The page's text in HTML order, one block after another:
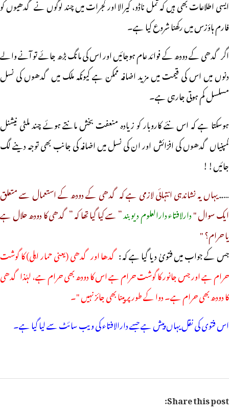
ایسی اطلاعات بھی ہیں کہ تمل ناڈو، کیرالا اور گجرات میں چند لوگوں نے گدھیوں کو
فارم ہاؤزس میں رکھنا شروع کیا ہے۔
اگر گدھی کے دودھ کے فوائد عام ہوجائیں اور اس کی مانگ بڑھ جائے تو آنے والے
دنوں میں اس کی قیمت میں مزید اضافہ ممکن ہے کیونکہ ملک میں گدھوں کی نسل
مسلسل کم ہوتی جارہی ہے۔
ہوسکتا ہے کہ اس نئے کاروبار کو زیادہ منعفت بخش مانتے ہوئے چند ملٹی نیشنل
کمپنیاں گدھوں کی افزائش اور ان کی نسل میں اضافہ کی جانب بھی توجہ دینے لگ
جائیں!!
…..یہاں یہ نشاندہی انتہائی لازمی ہے کہ گدھی کے دودھ کے استعمال سے متعلق
ایک سوال "دارلافتاء دارالعلوم دیوبند” سے کیا گیا تھا کہ ” گدھی کا دودھ حلال ہے
یا حرام؟ "
جس کے جواب میں فتویٰ دیا گیا ہے کہ :گدھا اور گدھی (یعنی حمار اہلی) کا گوشت
حرام ہے اور جس جانور کا گوشت حرام ہے اس کا دودھ بھی حرام ہے، لہٰذا گدھی
کا دودھ بھی حرام ہے۔ دوا کے طور پر پینا بھی جائز نہیں "۔
اس فتوی کی نقل یہاں پیش ہے جسے دارالافتاء کی ویب سائٹ سے لیا گیا ہے۔
Share this post: